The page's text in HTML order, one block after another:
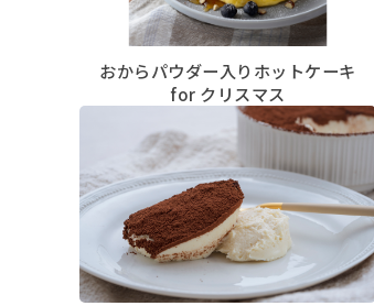
おからパウダー入りホットケーキ
for クリスマス